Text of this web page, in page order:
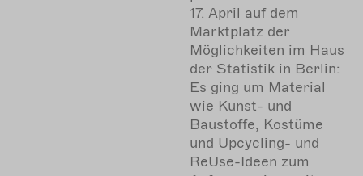
17. April auf dem
Marktplatz der
Möglichkeiten im Haus
der Statistik in Berlin:
Es ging um Material
wie Kunst- und
Baustoffe, Kostüme
und Upcycling- und
ReUse-Ideen zum